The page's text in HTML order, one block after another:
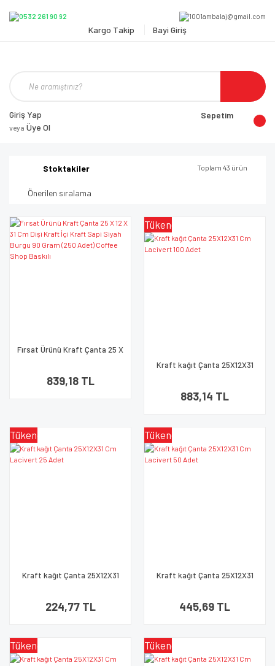
Kargo Takip Bayi Giriş
Giriş Yap
veya Üye Ol
Sepetim
Stoktakiler Toplam 43 ürün
Fırsat Ürünü Kraft Çanta 25 X
Adet) Coffee Shop Baskılı
839,18 TL
Tükendi
Kraft kağıt Çanta 25X12X31
883,14 TL
Tükendi
Kraft kağıt Çanta 25X12X31
224,77 TL
Tükendi
Kraft kağıt Çanta 25X12X31
445,69 TL
Tükendi Tükendi